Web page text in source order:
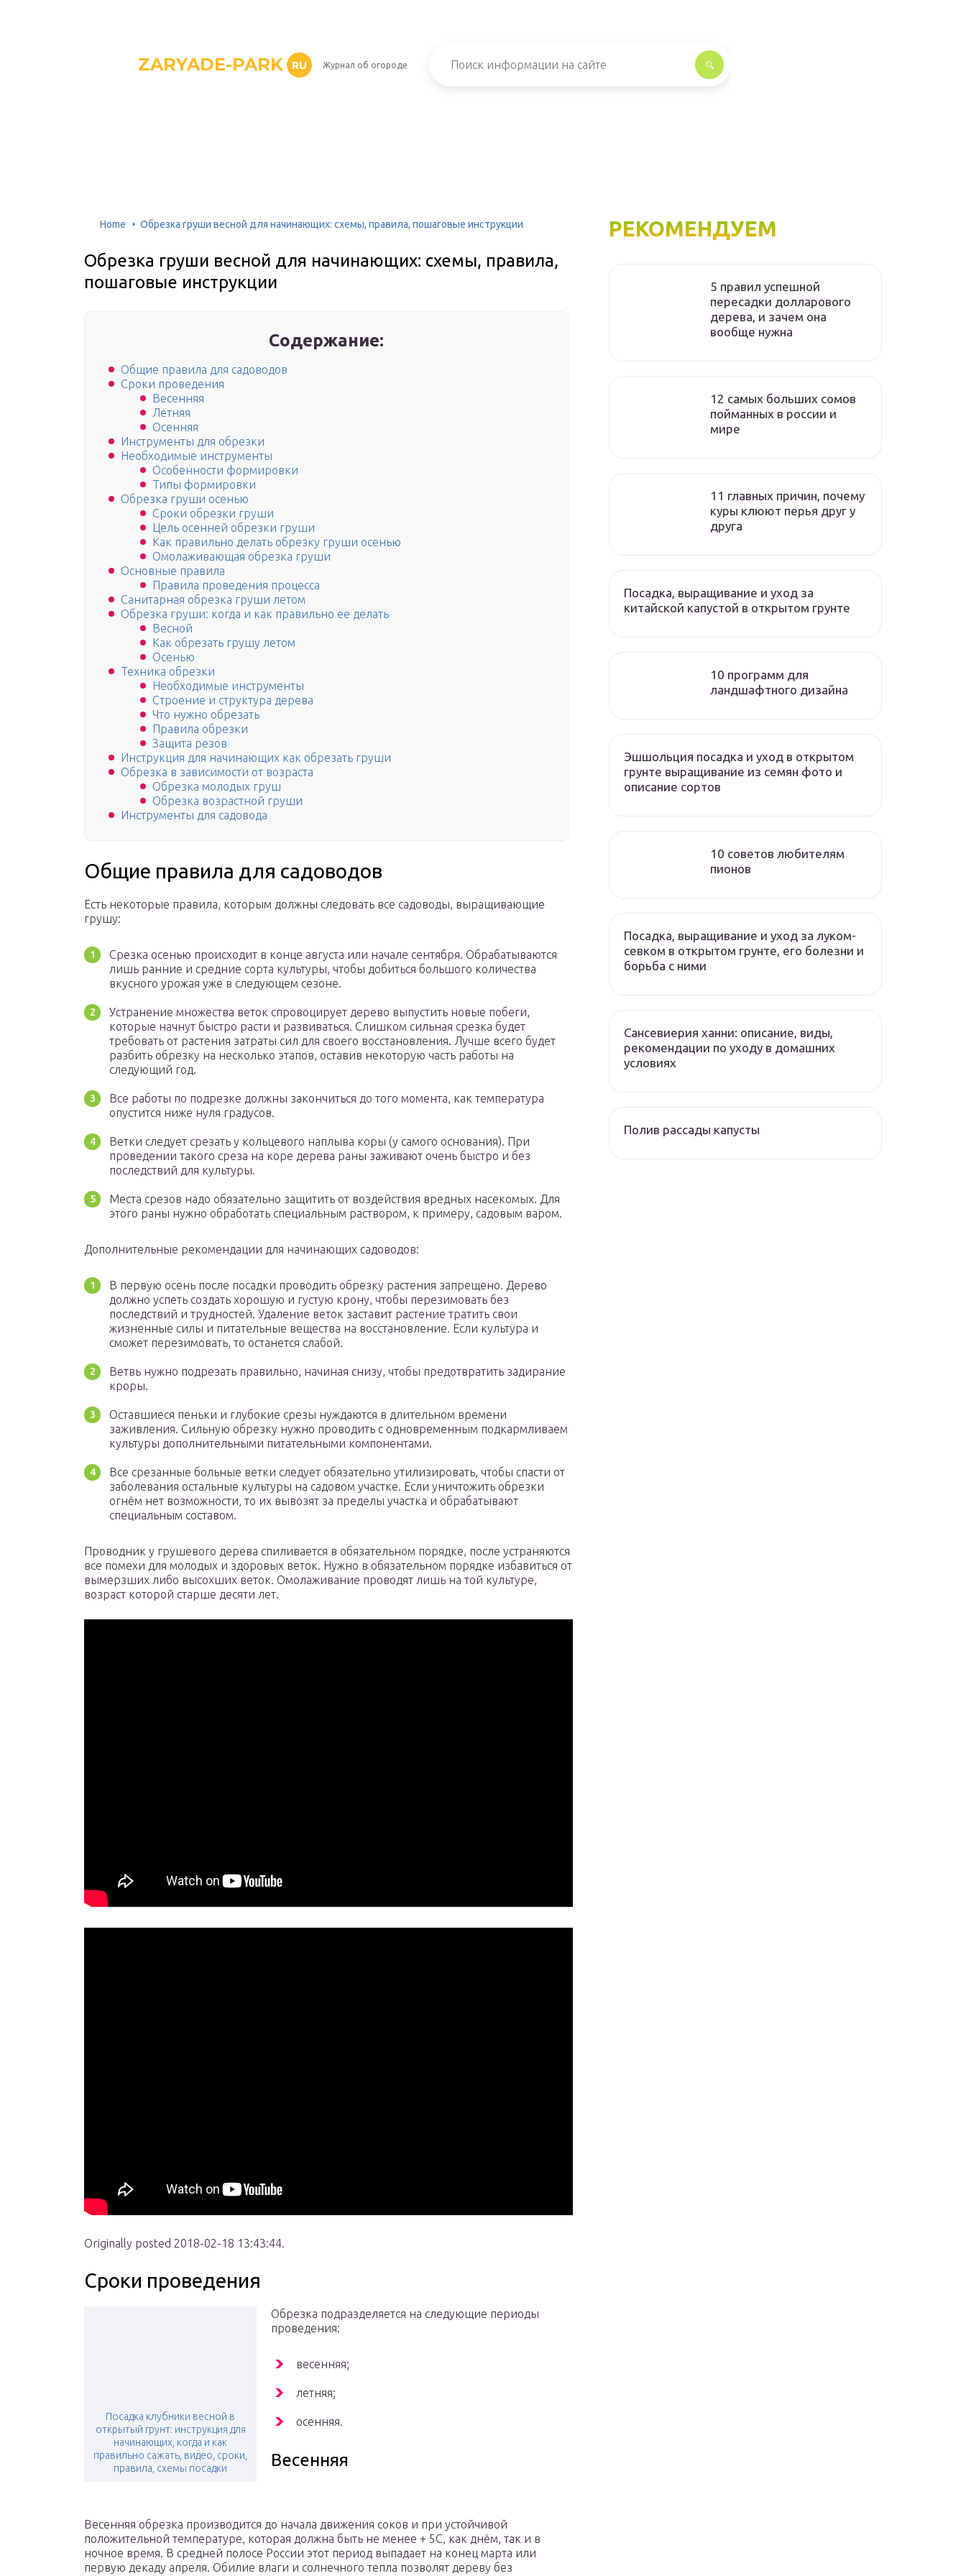
ZARYADE-PARK RU Журнал об огороде
Home Обрезка груши весной для начинающих: схемы, правила, пошаговые инструкции
Обрезка груши весной для начинающих: схемы, правила,
пошаговые инструкции
Содержание:
Общие правила для садоводов
Сроки проведения
Весенняя
Летняя
Осенняя
Инструменты для обрезки
Необходимые инструменты
Особенности формировки
Типы формировки
Обрезка груши осенью
Сроки обрезки груши
Цель осенней обрезки груши
Как правильно делать обрезку груши осенью
Омолаживающая обрезка груши
Основные правила
Правила проведения процесса
Санитарная обрезка груши летом
Обрезка груши: когда и как правильно ее делать
Весной
Как обрезать грушу летом
Осенью
Техника обрезки
Необходимые инструменты
Строение и структура дерева
Что нужно обрезать
Правила обрезки
Защита резов
Инструкция для начинающих как обрезать груши
Обрезка в зависимости от возраста
Обрезка молодых груш
Обрезка возрастной груши
Инструменты для садовода
Общие правила для садоводов
Есть некоторые правила, которым должны следовать все садоводы, выращивающие
грушу:
Срезка осенью происходит в конце августа или начале сентября. Обрабатываются
лишь ранние и средние сорта культуры, чтобы добиться большого количества
вкусного урожая уже в следующем сезоне.
Устранение множества веток спровоцирует дерево выпустить новые побеги,
которые начнут быстро расти и развиваться. Слишком сильная срезка будет
требовать от растения затраты сил для своего восстановления. Лучше всего будет
разбить обрезку на несколько этапов, оставив некоторую часть работы на
следующий год.
Все работы по подрезке должны закончиться до того момента, как температура
опустится ниже нуля градусов.
Ветки следует срезать у кольцевого наплыва коры (у самого основания). При
проведении такого среза на коре дерева раны заживают очень быстро и без
последствий для культуры.
Места срезов надо обязательно защитить от воздействия вредных насекомых. Для
этого раны нужно обработать специальным раствором, к примеру, садовым варом.
Дополнительные рекомендации для начинающих садоводов:
В первую осень после посадки проводить обрезку растения запрещено. Дерево
должно успеть создать хорошую и густую крону, чтобы перезимовать без
последствий и трудностей. Удаление веток заставит растение тратить свои
жизненные силы и питательные вещества на восстановление. Если культура и
сможет перезимовать, то останется слабой.
Ветвь нужно подрезать правильно, начиная снизу, чтобы предотвратить задирание
кроры.
Оставшиеся пеньки и глубокие срезы нуждаются в длительном времени
заживления. Сильную обрезку нужно проводить с одновременным подкармливаем
культуры дополнительными питательными компонентами.
Все срезанные больные ветки следует обязательно утилизировать, чтобы спасти от
заболевания остальные культуры на садовом участке. Если уничтожить обрезки
огнём нет возможности, то их вывозят за пределы участка и обрабатывают
специальным составом.
Проводник у грушевого дерева спиливается в обязательном порядке, после устраняются
все помехи для молодых и здоровых веток. Нужно в обязательном порядке избавиться от
вымерзших либо высохших веток. Омолаживание проводят лишь на той культуре,
возраст которой старше десяти лет.
Originally posted 2018-02-18 13:43:44.
Сроки проведения
Посадка клубники весной в
открытый грунт: инструкция для
начинающих, когда и как
правильно сажать, видео, сроки,
правила, схемы посадки
Обрезка подразделяется на следующие периоды
проведения:
весенняя;
летняя;
осенняя.
Весенняя
Весенняя обрезка производится до начала движения соков и при устойчивой
положительной температуре, которая должна быть не менее + 5С, как днём, так и в
ночное время. В средней полосе России этот период выпадает на конец марта или
первую декаду апреля. Обилие влаги и солнечного тепла позволят дереву без
РЕКОМЕНДУЕМ
5 правил успешной
пересадки долларового
дерева, и зачем она
вообще нужна
12 самых больших сомов
пойманных в россии и
мире
11 главных причин, почему
куры клюют перья друг у
друга
Посадка, выращивание и уход за
китайской капустой в открытом грунте
10 программ для
ландшафтного дизайна
Эшшольция посадка и уход в открытом
грунте выращивание из семян фото и
описание сортов
10 советов любителям
пионов
Посадка, выращивание и уход за луком-
севком в открытом грунте, его болезни и
борьба с ними
Сансевиерия ханни: описание, виды,
рекомендации по уходу в домашних
условиях
Полив рассады капусты